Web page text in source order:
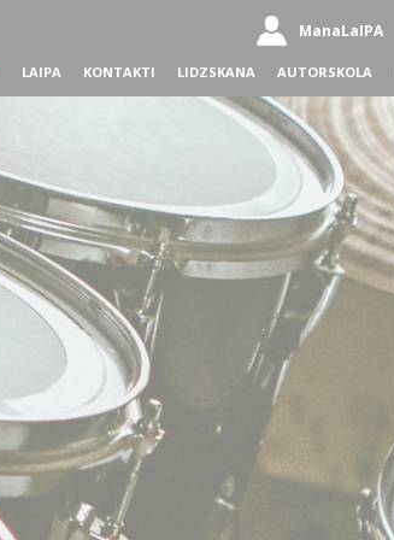
ManaLaIPA
LAIPA KONTAKTI LIDZSKANA AUTORSKOLA